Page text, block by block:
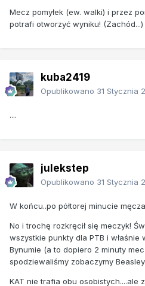
Mecz pomyłek (ew. walki) i przez
potrafi otworzyć wyniku! (Zachód...)
kuba2419
Opublikowano 31 Stycznia
....
julekstep
Opublikowano 31 Stycznia
W końcu..po półtorej minucie
No i trochę rozkręcił się meczyk!
wszystkie punkty dla PTB i właśnie
Bynumie (a to dopiero 2 minuty
spodziewaliśmy zobaczymy
KAT nie trafia obu osobistych....ale